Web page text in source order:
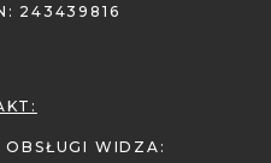
243439816
OBSŁUGI WIDZA: